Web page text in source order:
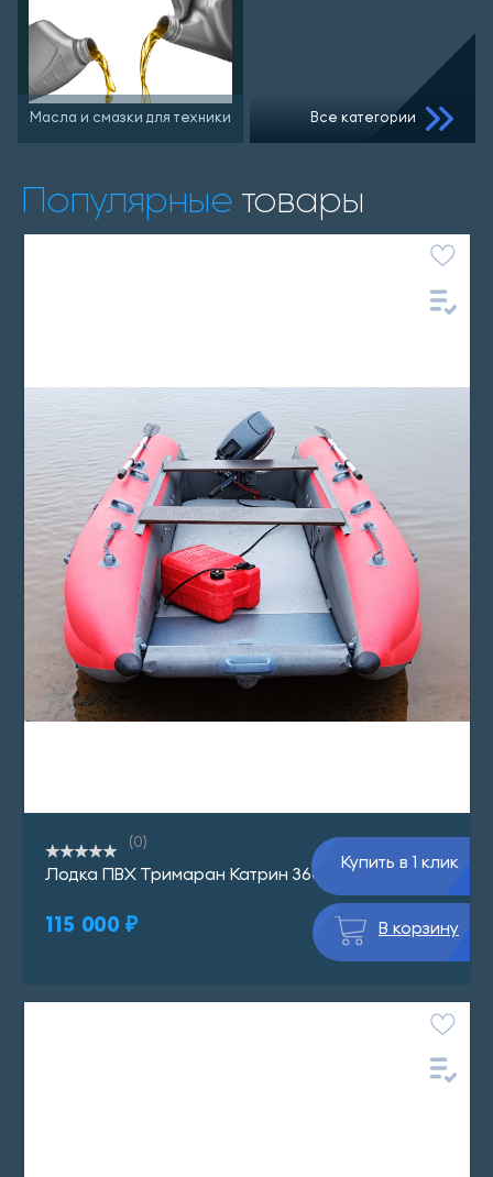
Масла и смазки для техники Все категории
Популярные товары
(0)
Лодка ПВХ Тримаран Катрин 360 НОВИНКА!
115 000 ₽
Купить в 1 клик
В корзину